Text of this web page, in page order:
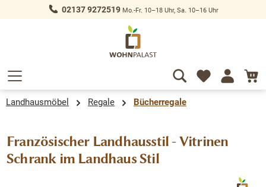
springen 02137 9272519Mo.-Fr. 10–18 Uhr, Sa. 10–16 Uhr
Landhausmöbel Regale Bücherregale
Französischer Landhausstil - Vitrinen
Schrank im Landhaus Stil